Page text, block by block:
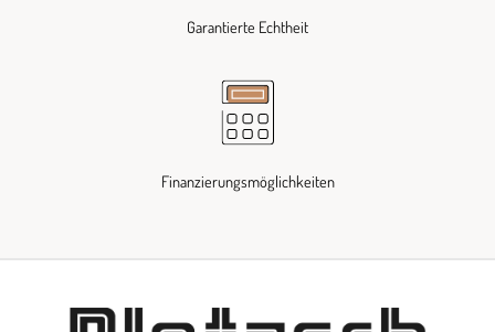
Garantierte Echtheit
Finanzierungsmöglichkeiten